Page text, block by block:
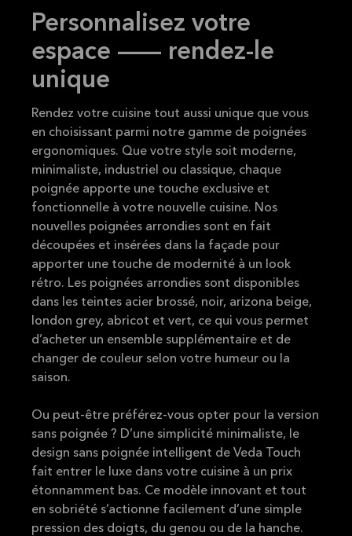
Personnalisez votre
espace — rendez-le
unique
Rendez votre cuisine tout aussi unique que vous
en choisissant parmi notre gamme de poignées
ergonomiques. Que votre style soit moderne,
minimaliste, industriel ou classique, chaque
poignée apporte une touche exclusive et
fonctionnelle à votre nouvelle cuisine. Nos
nouvelles poignées arrondies sont en fait
découpées et insérées dans la façade pour
apporter une touche de modernité à un look
rétro. Les poignées arrondies sont disponibles
dans les teintes acier brossé, noir, arizona beige,
london grey, abricot et vert, ce qui vous permet
d’acheter un ensemble supplémentaire et de
changer de couleur selon votre humeur ou la
saison.
Ou peut-être préférez-vous opter pour la version
sans poignée ? D’une simplicité minimaliste, le
design sans poignée intelligent de Veda Touch
fait entrer le luxe dans votre cuisine à un prix
étonnamment bas. Ce modèle innovant et tout
en sobriété s’actionne facilement d’une simple
pression des doigts, du genou ou de la hanche.